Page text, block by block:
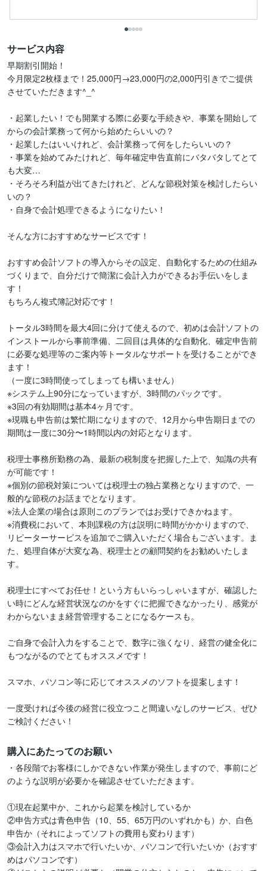
サービス内容
早期割引開始！
今月限定2枚様まで！25,000円→23,000円の2,000円引きでご提供
させていただきます^_^
・起業したい！でも開業する際に必要な手続きや、事業を開始して
からの会計業務って何から始めたらいいの？
・起業したはいいけれど、会計業務って何をしたらいいの？
・事業を始めてみたけれど、毎年確定申告直前にバタバタしてとて
も大変…
・そろそろ利益が出てきたけれど、どんな節税対策を検討したらい
いの？
・自身で会計処理できるようになりたい！
そんな方におすすめなサービスです！
おすすめ会計ソフトの導入からその設定、自動化するための仕組み
づくりまで、自分だけで簡潔に会計入力ができるお手伝いをしま
す！
もちろん複式簿記対応です！
トータル3時間を最大4回に分けて使えるので、初めは会計ソフトの
インストールから事前準備、二回目は具体的な自動化、確定申告前
に必要な処理等のご案内等トータルなサポートを受けることができ
ます！
（一度に3時間使ってしまっても構いません）
※システム上90分になっていますが、3時間のパックです。
※3回の有効期間は基本4ヶ月です。
※現職も申告前は繁忙期になりますので、12月から申告期日までの
期間は一度に30分〜1時間以内の対応となります。
税理士事務所勤務の為、最新の税制度を把握した上で、知識の共有
が可能です！
※個別の節税対策については税理士の独占業務となりますので、一
般的な節税のお話までとなります。
※法人企業の場合は原則このプランではお受けできかねます。
※消費税において、本則課税の方は説明に時間がかかりますので、
リピーターサービスを追加でご購入いただく場合もございます。ま
た、処理自体が大変な為、税理士との顧問契約をお勧めいたしま
す。
税理士にすべてお任せ！という方もいらっしゃいますが、確認した
い時にどんな経営状況なのかをすぐに把握できなかったり、感覚が
わからないまま経営管理することになるケースも。
ご自身で会計入力をすることで、数字に強くなり、経営の健全化に
もつながるのでとてもオススメです！
スマホ、パソコン等に応じてオススメのソフトを提案します！
一度受ければ今後の経営に役立つこと間違いなしのサービス、ぜひ
ご検討ください！
購入にあたってのお願い
・各段階でお客様にしかできない作業が発生しますので、事前にど
のような説明が必要かを確認させていただきます。
①現在起業中か、これから起業を検討しているか
②申告方式は青色申告（10、55、65万円のいずれかも）か、白色
申告か（それによってソフトの費用も変わります）
③会計入力はスマホで行いたいか、パソコンで行いたいか（おすす
めはパソコンです）